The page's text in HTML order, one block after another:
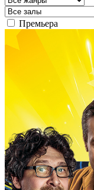
Премьера